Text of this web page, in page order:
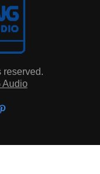
reserved.
Audio